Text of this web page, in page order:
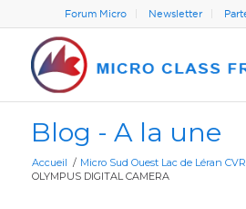
Forum Micro Newsletter
Blog - A la une
Accueil / Micro Sud Ouest Lac de Léran
OLYMPUS DIGITAL CAMERA